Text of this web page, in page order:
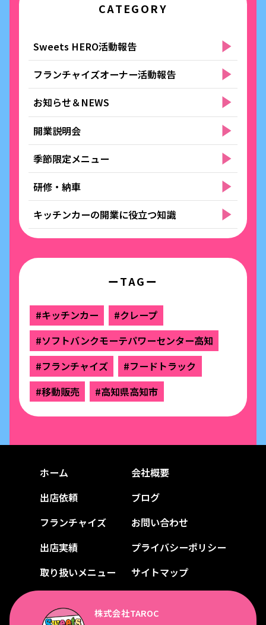
CATEGORY
Sweets HERO活動報告
フランチャイズオーナー活動報告
お知らせ＆NEWS
開業説明会
季節限定メニュー
研修・納車
キッチンカーの開業に役立つ知識
ーTAGー
#キッチンカー
#クレープ
#ソフトバンクモーテパワーセンター高知
#フランチャイズ
#フードトラック
#移動販売
#高知県高知市
ホーム
出店依頼
フランチャイズ
出店実績
取り扱いメニュー
会社概要
ブログ
お問い合わせ
プライバシーポリシー
サイトマップ
株式会社TAROC